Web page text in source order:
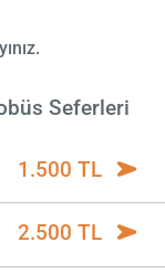
Seferleri
1.500 TL
2.500 TL